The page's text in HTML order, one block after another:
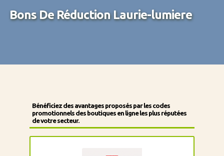
Bons De Réduction Laurie-lumiere
Bénéficiez des avantages proposés par les codes
promotionnels des boutiques en ligne les plus réputées
de votre secteur.